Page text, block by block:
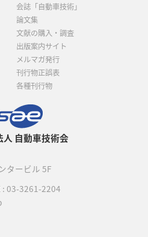
人 自動車技術会
タービル 5F
: 03-3261-2204
会誌「自動車技術」
論文集
文献の購入・調査
出版案内サイト
メルマガ発行
刊行物正誤表
各種刊行物